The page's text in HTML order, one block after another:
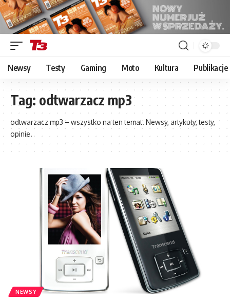
Newsy Testy Gaming Moto Kultura Publikacje
Tag: odtwarzacz mp3
odtwarzacz mp3 – wszystko na ten temat. Newsy, artykuły, testy,
opinie.
NEWSY